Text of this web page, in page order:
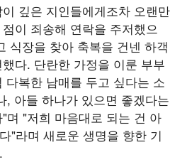
깊은 지인들에게조차 오랜만
이 죄송해 연락을 주저했으
식장을 찾아 축복을 건넨 하객
다. 단란한 가정을 이룬 부부
다복한 남매를 두고 싶다는 소
, 아들 하나가 있으면 좋겠다는
며 "저희 마음대로 되는 건 아
"라며 새로운 생명을 향한 기